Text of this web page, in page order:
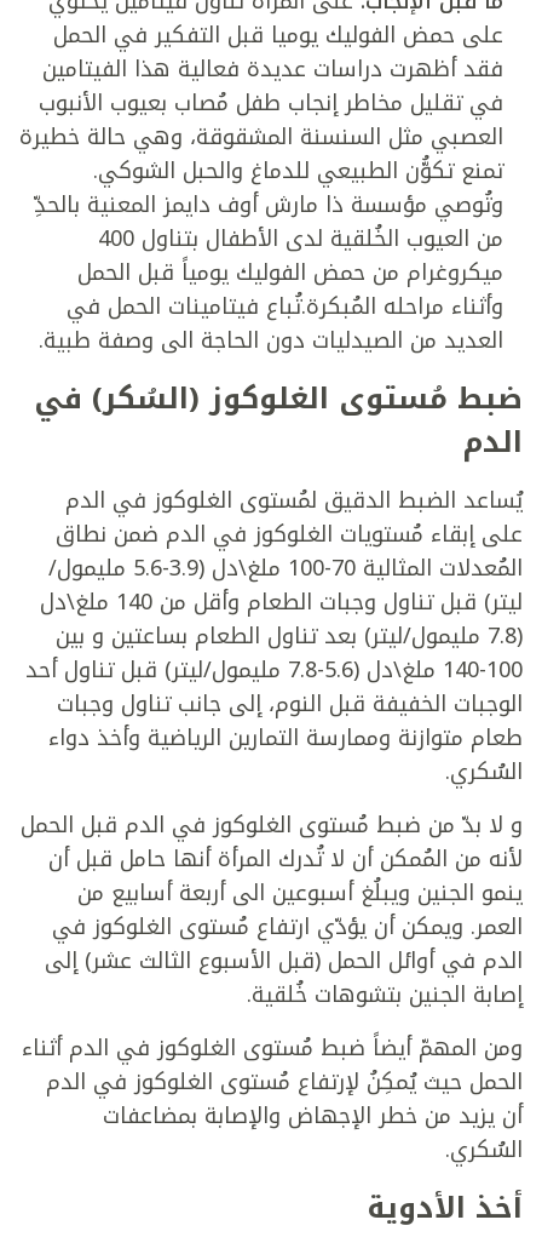
على حمض الفوليك يوميا قبل التفكير في الحمل
فقد أظهرت دراسات عديدة فعالية هذا الفيتامين
في تقليل مخاطر إنجاب طفل مُصاب بعيوب الأنبوب
العصبي مثل السنسنة المشقوقة، وهي حالة خطيرة
تمنع تكوُّن الطبيعي للدماغ والحبل الشوكي.
وتُوصي مؤسسة ذا مارش أوف دايمز المعنية بالحدِّ
من العيوب الخُلقية لدى الأطفال بتناول 400
ميكروغرام من حمض الفوليك يومياً قبل الحمل
وأثناء مراحله المُبكرة.تُباع فيتامينات الحمل في
العديد من الصيدليات دون الحاجة الى وصفة طبية.
ضبط مُستوى الغلوكوز (السُكر) في
الدم
يُساعد الضبط الدقيق لمُستوى الغلوكوز في الدم
على إبقاء مُستويات الغلوكوز في الدم ضمن نطاق
المُعدلات المثالية 70-100 ملغ\دل (3.9-5.6 مليمول/
ليتر) قبل تناول وجبات الطعام وأقل من 140 ملغ\دل
(7.8 مليمول/ليتر) بعد تناول الطعام بساعتين و بين
100-140 ملغ\دل (5.6-7.8 مليمول/ليتر) قبل تناول أحد
الوجبات الخفيفة قبل النوم، إلى جانب تناول وجبات
طعام متوازنة وممارسة التمارين الرياضية وأخذ دواء
السُكري.
و لا بدّ من ضبط مُستوى الغلوكوز في الدم قبل الحمل
لأنه من المُمكن أن لا تُدرك المرأة أنها حامل قبل أن
ينمو الجنين ويبلُغ أسبوعين الى أربعة أسابيع من
العمر. ويمكن أن يؤدّي ارتفاع مُستوى الغلوكوز في
الدم في أوائل الحمل (قبل الأسبوع الثالث عشر) إلى
إصابة الجنين بتشوهات خُلقية.
ومن المهمّ أيضاً ضبط مُستوى الغلوكوز في الدم أثناء
الحمل حيث يُمكِنُ لإرتفاع مُستوى الغلوكوز في الدم
أن يزيد من خطر الإجهاض والإصابة بمضاعفات
السُكري.
أخذ الأدوية